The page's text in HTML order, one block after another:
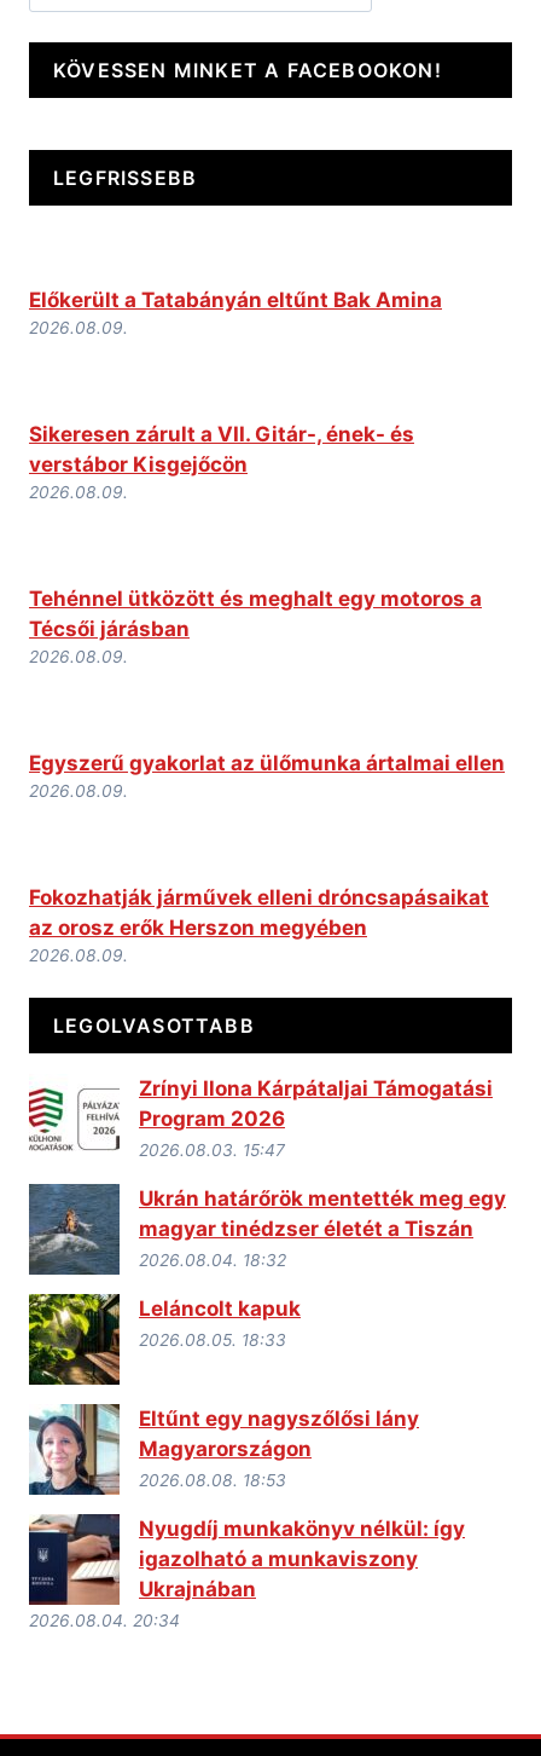
KÖVESSEN MINKET A FACEBOOKON!
LEGFRISSEBB
Előkerült a Tatabányán eltűnt Bak Amina
2026.08.09.
Sikeresen zárult a VII. Gitár-, ének- és
verstábor Kisgejőcön
2026.08.09.
Tehénnel ütközött és meghalt egy motoros a
Técsői járásban
2026.08.09.
Egyszerű gyakorlat az ülőmunka ártalmai ellen
2026.08.09.
Fokozhatják járművek elleni dróncsapásaikat
az orosz erők Herszon megyében
2026.08.09.
LEGOLVASOTTABB
Zrínyi Ilona Kárpátaljai Támogatási
Program 2026
2026.08.03. 15:47
Ukrán határőrök mentették meg egy
magyar tinédzser életét a Tiszán
2026.08.04. 18:32
Leláncolt kapuk
2026.08.05. 18:33
Eltűnt egy nagyszőlősi lány
Magyarországon
2026.08.08. 18:53
Nyugdíj munkakönyv nélkül: így
igazolható a munkaviszony
Ukrajnában
2026.08.04. 20:34